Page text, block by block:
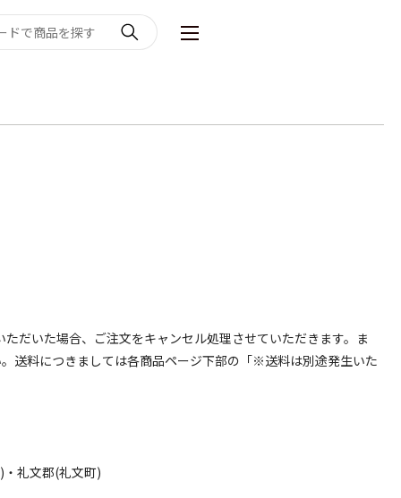
だいた場合、ご注文をキャンセル処理させていただきます。ま
送料につきましては各商品ページ下部の「※送料は別途発生いた
礼文郡(礼文町)